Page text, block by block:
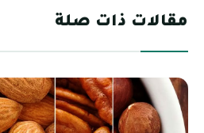
مقالات ذات صلة